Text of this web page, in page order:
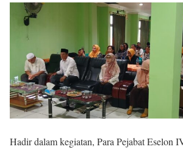
Hadir dalam kegiatan, Para Pejabat Eselon